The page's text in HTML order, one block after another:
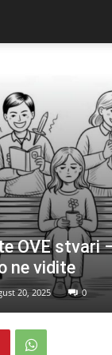
OVE stvari
ne vidite
20, 2025 0